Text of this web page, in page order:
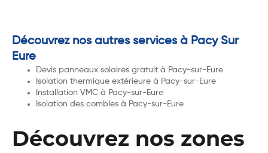
Découvrez nos autres services à Pacy Sur
Eure
Devis panneaux solaires gratuit à Pacy-sur-Eure
Isolation thermique extérieure à Pacy-sur-Eure
Installation VMC à Pacy-sur-Eure
Isolation des combles à Pacy-sur-Eure
Découvrez nos zones